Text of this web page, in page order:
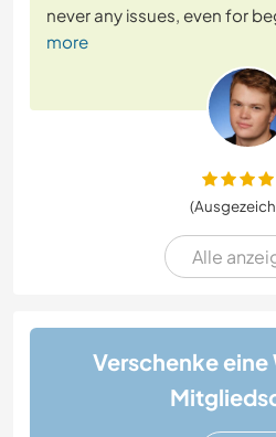
never any issues, even for
more
Alle
Verschenke